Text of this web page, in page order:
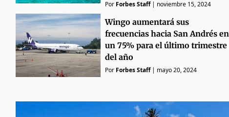
Por Forbes Staff| noviembre 15, 2024
Wingo aumentará sus
frecuencias hacia San Andrés en
un 75% para el último trimestre
del año
Por Forbes Staff| mayo 20, 2024